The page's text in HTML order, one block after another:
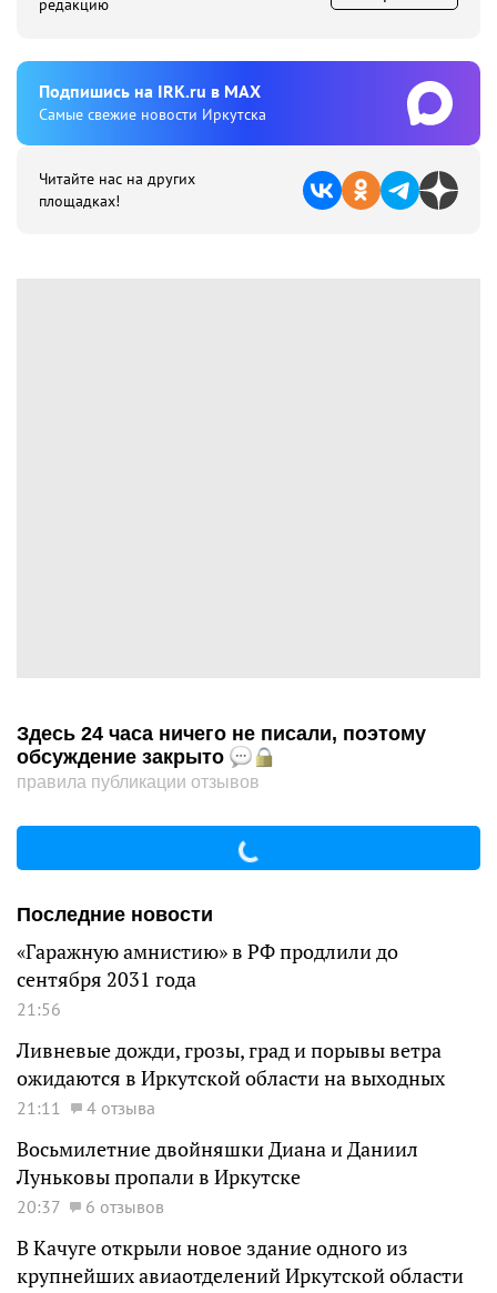
редакцию
Подпишиcь на IRK.ru в MAX
Cамые свежие новости Иркутска
Читайте нас на других
площадках!
Здесь 24 часа ничего не писали, поэтому
обсуждение закрыто
правила публикации отзывов
Последние новости
«Гаражную амнистию» в РФ продлили до
сентября 2031 года
21:56
Ливневые дожди, грозы, град и порывы ветра
ожидаются в Иркутской области на выходных
21:11 4 отзыва
Восьмилетние двойняшки Диана и Даниил
Луньковы пропали в Иркутске
20:37 6 отзывов
В Качуге открыли новое здание одного из
крупнейших авиаотделений Иркутской области